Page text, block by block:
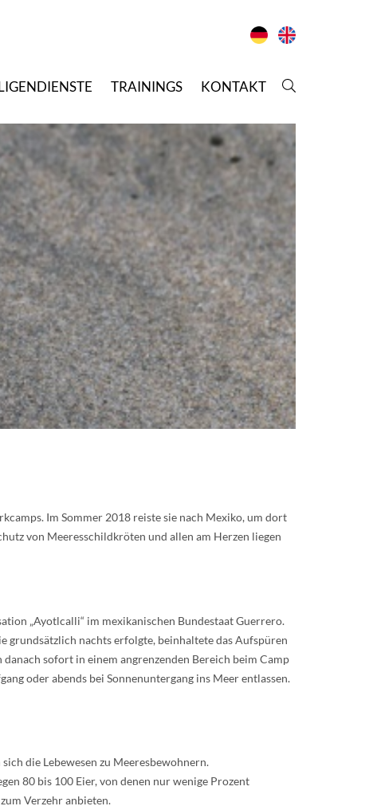
TRAININGS KONTAKT
Im Sommer 2018 reiste sie nach Mexiko, um dort
von Meeresschildkröten und allen am Herzen liegen
„Ayotlcalli“ im mexikanischen Bundestaat Guerrero.
grundsätzlich nachts erfolgte, beinhaltete das Aufspüren
sofort in einem angrenzenden Bereich beim Camp
oder abends bei Sonnenuntergang ins Meer entlassen.
die Lebewesen zu Meeresbewohnern.
80 bis 100 Eier, von denen nur wenige Prozent
Verzehr anbieten.